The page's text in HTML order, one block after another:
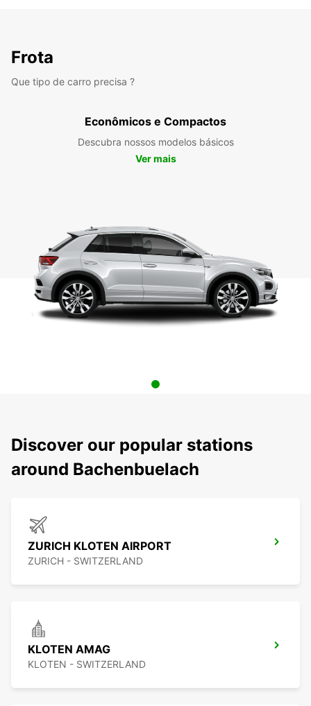
Frota
Que tipo de carro precisa ?
Econômicos e Compactos
Descubra nossos modelos básicos
Ver mais
Discover our popular stations
around Bachenbuelach
ZURICH KLOTEN AIRPORT
ZURICH - SWITZERLAND
KLOTEN AMAG
KLOTEN - SWITZERLAND